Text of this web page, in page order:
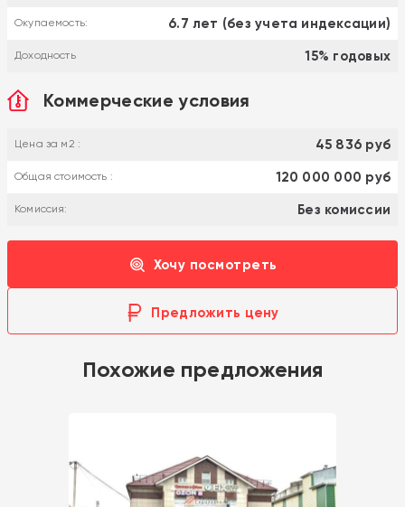
Окупаемость: 6.7 лет (без учета индексации)
Доходность 15% годовых
Коммерческие условия
Цена за м2 : 45 836 руб
Общая стоимость : 120 000 000 руб
Комиссия: Без комиссии
Хочу посмотреть
Предложить цену
Похожие предложения